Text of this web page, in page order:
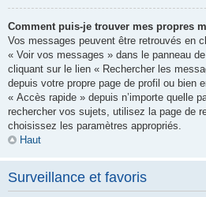
Comment puis-je trouver mes propres
Vos messages peuvent être retrouvés en
« Voir vos messages » dans le panneau
cliquant sur le lien « Rechercher les
depuis votre propre page de profil ou bien
« Accès rapide » depuis n’importe quelle
rechercher vos sujets, utilisez la page de
choisissez les paramètres appropriés.
Haut
Surveillance et favoris